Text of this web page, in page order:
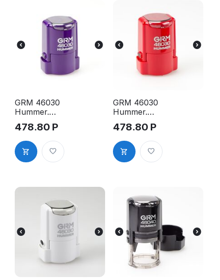
GRM 46030
Hummer.
Оснастка
для печати в
боксе, д.30
мм, корпус
фиолетовый
478.80 Р
GRM 46030
Hummer.
Оснастка
для печати в
боксе, д.30
мм, корпус
красный
478.80 Р